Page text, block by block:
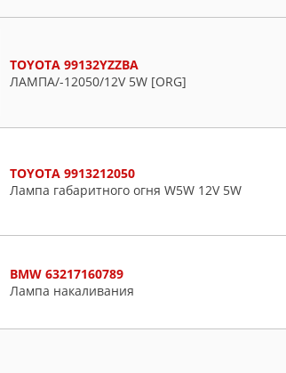
TOYOTA 99132YZZBA
ЛАМПА/-12050/12V 5W [ORG]
TOYOTA 9913212050
Лампа габаритного огня W5W 12V 5W
BMW 63217160789
Лампа накаливания